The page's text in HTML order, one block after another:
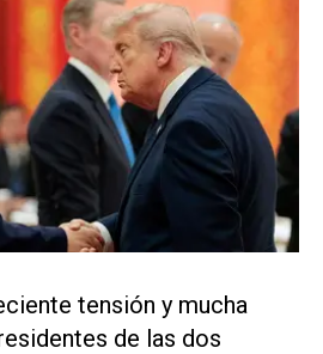
tensión y mucha
de las dos